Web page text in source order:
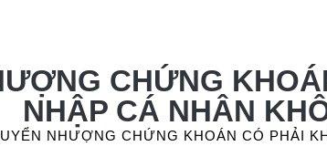
CHỨNG
NHẬP CÁ NHÂN
NHƯỢNG CHỨNG KHOÁN CÓ PHẢI